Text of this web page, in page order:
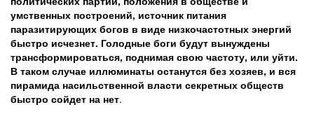
умственных построений, источник питания
паразитирующих богов в виде низкочастотных энергий
быстро исчезнет. Голодные боги будут вынуждены
трансформироваться, поднимая свою частоту, или уйти.
В таком случае иллюминаты останутся без хозяев, и вся
пирамида насильственной власти секретных обществ
быстро сойдет на нет.